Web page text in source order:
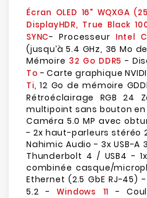
Écran OLED 16" WQXGA
DisplayHDR, True Black
SYNC- Processeur Intel
(jusqu’à 5.4 GHz, 36 Mo
Mémoire 32 Go DDR5 -
To - Carte graphique
Ti, 12 Go de mémoire
Rétroéclairage RGB 24
multipoint sans bouton en
Caméra 5.0 MP avec
- 2x haut-parleurs stéréo
Nahimic Audio - 3x USB-A
Thunderbolt 4 / USB4 -
combinée casque/
Ethernet (2.5 GbE RJ-45)
5.2 -Windows 11 -